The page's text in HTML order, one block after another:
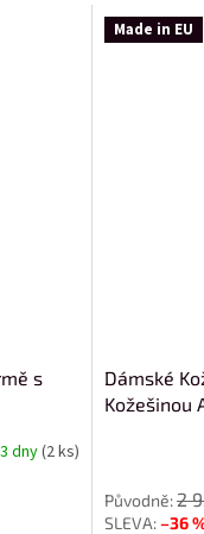
s
dny(2 ks)
Made in EU
Dámské
Kožešinou
2
–36